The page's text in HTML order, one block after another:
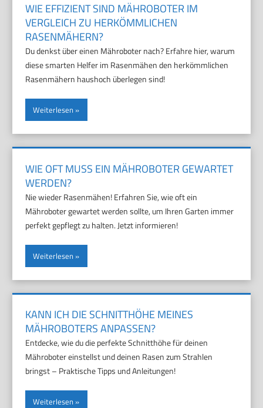
WIE EFFIZIENT SIND MÄHROBOTER IM
VERGLEICH ZU HERKÖMMLICHEN
RASENMÄHERN?
Du denkst über einen Mähroboter nach? Erfahre hier, warum
diese smarten Helfer im Rasenmähen den herkömmlichen
Rasenmähern haushoch überlegen sind!
Weiterlesen
WIE OFT MUSS EIN MÄHROBOTER GEWARTET
WERDEN?
Nie wieder Rasenmähen! Erfahren Sie, wie oft ein
Mähroboter gewartet werden sollte, um Ihren Garten immer
perfekt gepflegt zu halten. Jetzt informieren!
Weiterlesen
KANN ICH DIE SCHNITTHÖHE MEINES
MÄHROBOTERS ANPASSEN?
Entdecke, wie du die perfekte Schnitthöhe für deinen
Mähroboter einstellst und deinen Rasen zum Strahlen
bringst – Praktische Tipps und Anleitungen!
Weiterlesen